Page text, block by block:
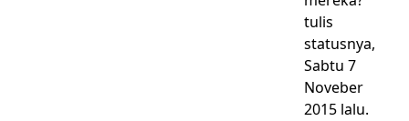
tulis
statusnya,
Sabtu 7
Noveber
2015 lalu.